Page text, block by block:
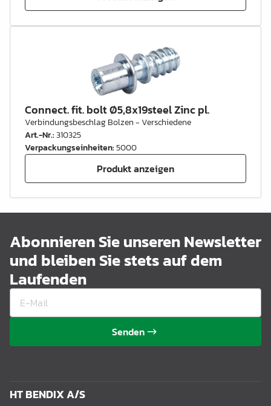
Connect. fit. bolt Ø5,8x19steel Zinc pl.
Verbindungsbeschlag Bolzen - Verschiedene
Art.-Nr.:310325
Verpackungseinheiten:5000
Produkt anzeigen
Abonnieren Sie unseren Newsletter
und bleiben Sie stets auf dem
Laufenden
Senden
HT BENDIX A/S